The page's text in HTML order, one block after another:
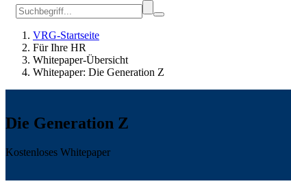
VRG-Startseite
Für Ihre HR
Whitepaper-Übersicht
Whitepaper: Die Generation Z
Die Generation Z
Kostenloses Whitepaper